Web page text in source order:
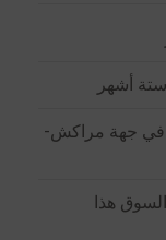
في جهة مراكش-
هذا